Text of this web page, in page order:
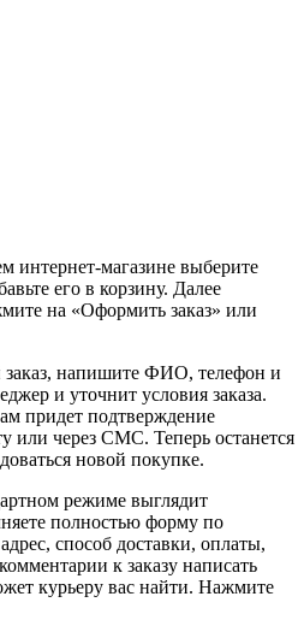
интернет-магазине выберите
его в корзину. Далее
на «Оформить заказ» или
заказ, напишите ФИО, телефон и
и уточнит условия заказа.
придет подтверждение
или через СМС. Теперь останется
новой покупке.
режиме выглядит
полностью форму по
способ доставки, оплаты,
к заказу написать
курьеру вас найти. Нажмите